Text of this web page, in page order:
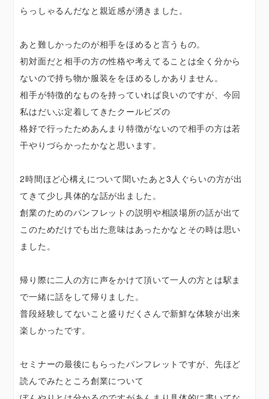
らっしゃるんだなと親近感が湧きました。
あと難しかったのが相手をほめると言うもの。
初対面だと相手の方の性格や考えてることは全く分から
ないので持ち物か服装ををほめるしかありません。
相手が特徴的なものを持っていれば良いのですが、今回
私はだいぶ定着してきたクールビズの
格好で行ったためあんまり特徴がないので相手の方は若
干やりづらかったかなと思います。
2時間ほど心構えについて聞いたあと3人ぐらいの方が出
てきて少し具体的な話が出ました。
創業のためのパンフレットの説明や相談場所の話が出て
このためだけでも出た意味はあったかなとその時は思い
ました。
帰り際に二人の方に声をかけて頂いて一人の方とは駅ま
で一緒に話をして帰りました。
普段経験してないこと盛りだくさんで新鮮な体験が出来
楽しかったです。
セミナーの最後にもらったパンフレットですが、先ほど
読んでみたところ創業について